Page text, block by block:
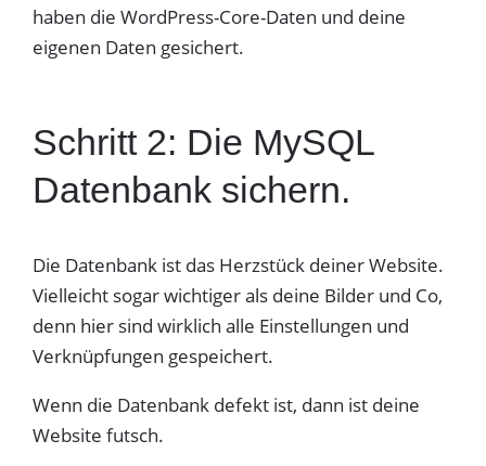
haben die WordPress-Core-Daten und deine
eigenen Daten gesichert.
Schritt 2: Die MySQL
Datenbank sichern.
Die Datenbank ist das Herzstück deiner Website.
Vielleicht sogar wichtiger als deine Bilder und Co,
denn hier sind wirklich alle Einstellungen und
Verknüpfungen gespeichert.
Wenn die Datenbank defekt ist, dann ist deine
Website futsch.